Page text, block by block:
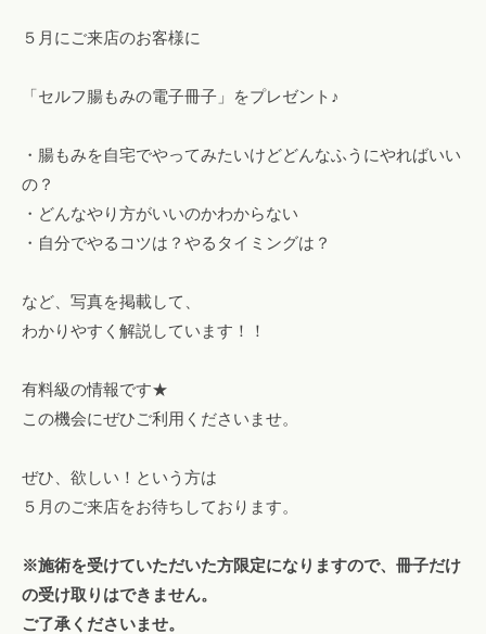
５月にご来店のお客様に
「セルフ腸もみの電子冊子」をプレゼント♪
・腸もみを自宅でやってみたいけどどんなふうにやればいい
の？
・どんなやり方がいいのかわからない
・自分でやるコツは？やるタイミングは？
など、写真を掲載して、
わかりやすく解説しています！！
有料級の情報です★
この機会にぜひご利用くださいませ。
ぜひ、欲しい！という方は
５月のご来店をお待ちしております。
※施術を受けていただいた方限定になりますので、冊子だけ
の受け取りはできません。
ご了承くださいませ。